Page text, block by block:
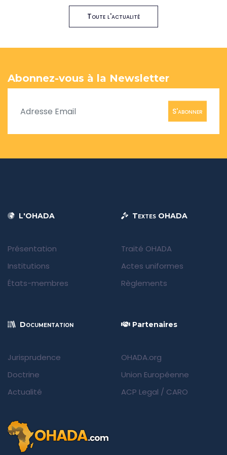
Toute l'actualité
Abonnez-vous à la Newsletter
S'abonner
L'OHADA
Présentation
Institutions
États-membres
Textes OHADA
Traité OHADA
Actes uniformes
Règlements
Documentation
Jurisprudence
Doctrine
Actualité
Partenaires
OHADA.org
Union Européenne
ACP Legal / CARO